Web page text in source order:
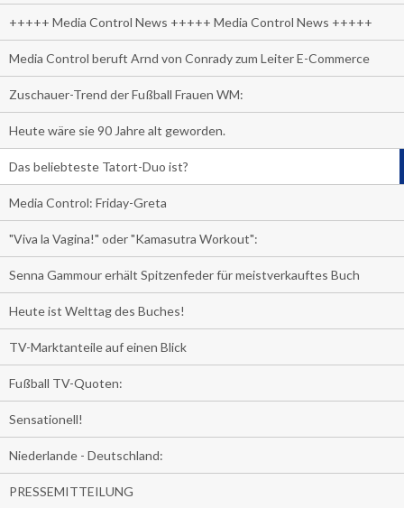
+++++ Media Control News +++++ Media Control News +++++
Media Control beruft Arnd von Conrady zum Leiter E-Commerce
Zuschauer-Trend der Fußball Frauen WM:
Heute wäre sie 90 Jahre alt geworden.
Das beliebteste Tatort-Duo ist?
Media Control: Friday-Greta
"Viva la Vagina!" oder "Kamasutra Workout":
Senna Gammour erhält Spitzenfeder für meistverkauftes Buch
Heute ist Welttag des Buches!
TV-Marktanteile auf einen Blick
Fußball TV-Quoten:
Sensationell!
Niederlande - Deutschland:
PRESSEMITTEILUNG